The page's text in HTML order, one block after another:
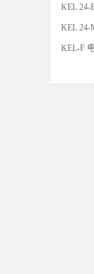
KEL 24-
KEL 24-
KEL-F